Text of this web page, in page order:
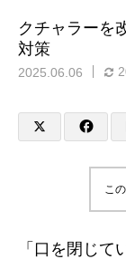
クチャラーを
対策
2025.06.06
こ
「口を閉じ